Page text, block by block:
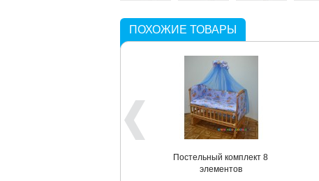
ПОХОЖИЕ ТОВАРЫ
Постельный комплект 8
элементов